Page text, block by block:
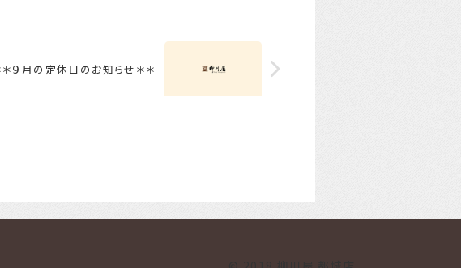
＊９月の定休日のお知らせ＊＊